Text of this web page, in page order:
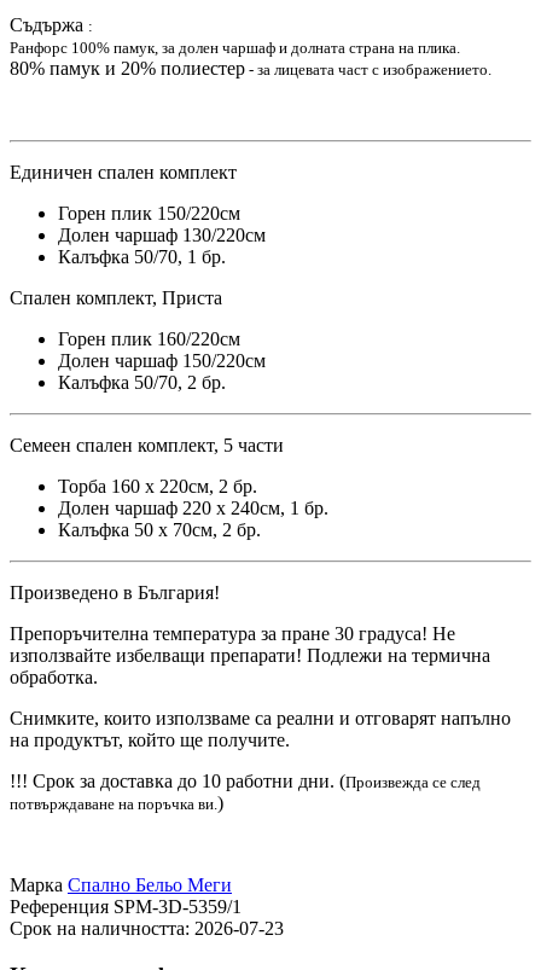
Съдържа :
Ранфорс 100% памук, за долен чаршаф и долната страна на плика.
80% памук и 20% полиестер - за лицевата част с изображението.
Единичен спален комплект
Горен плик 150/220см
Долен чаршаф 130/220см
Калъфка 50/70, 1 бр.
Спален комплект, Приста
Горен плик 160/220см
Долен чаршаф 150/220см
Калъфка 50/70, 2 бр.
Семеен спален комплект, 5 части
Торба 160 x 220см, 2 бр.
Долен чаршаф 220 x 240см, 1 бр.
Калъфка 50 x 70см, 2 бр.
Произведено в България!
Препоръчителна температура за пране 30 градуса! Не
използвайте избелващи препарати! Подлежи на термична
обработка.
Снимките, които използваме са реални и отговарят напълно
на продуктът, който ще получите.
!!! Срок за доставка до 10 работни дни. (Произвежда се след
потвърждаване на поръчка ви.)
Марка Спално Бельо Меги
Референция SPM-3D-5359/1
Срок на наличността: 2026-07-23